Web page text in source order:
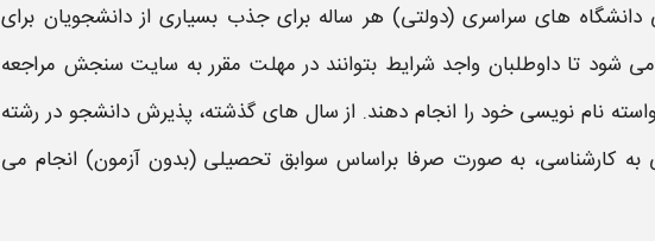
دانشگاه های سراسری (دولتی) هر ساله برای جذب بسیاری از دانشجویان برای
می شود تا داوطلبان واجد شرایط بتوانند در مهلت مقرر به سایت سنجش مراجعه
نام نویسی خود را انجام دهند. از سال های گذشته، پذیرش دانشجو در رشته
به کارشناسی، به صورت صرفا براساس سوابق تحصیلی (بدون آزمون) انجام می‌